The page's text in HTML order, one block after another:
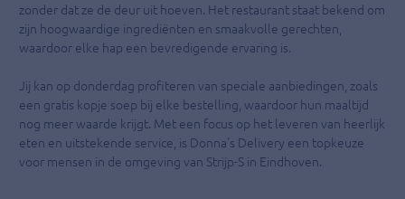
zonder dat ze de deur uit hoeven. Het restaurant staat bekend om
zijn hoogwaardige ingrediënten en smaakvolle gerechten,
waardoor elke hap een bevredigende ervaring is.
Jij kan op donderdag profiteren van speciale aanbiedingen, zoals
een gratis kopje soep bij elke bestelling, waardoor hun maaltijd
nog meer waarde krijgt. Met een focus op het leveren van heerlijk
eten en uitstekende service, is Donna's Delivery een topkeuze
voor mensen in de omgeving van Strijp-S in Eindhoven.